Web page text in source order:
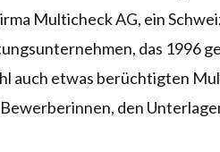
Multicheck AG, ein
das 1996
auch etwas berüchtigten
den